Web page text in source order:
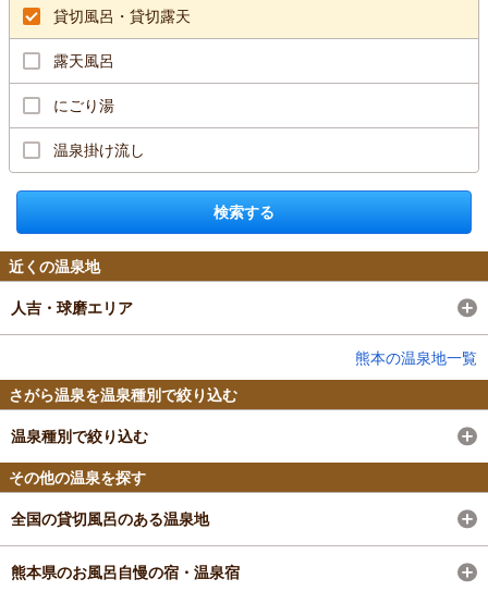
貸切風呂・貸切露天
露天風呂
にごり湯
温泉掛け流し
検索する
近くの温泉地
人吉・球磨エリア
熊本の温泉地一覧
さがら温泉を温泉種別で絞り込む
温泉種別で絞り込む
その他の温泉を探す
全国の貸切風呂のある温泉地
熊本県のお風呂自慢の宿・温泉宿